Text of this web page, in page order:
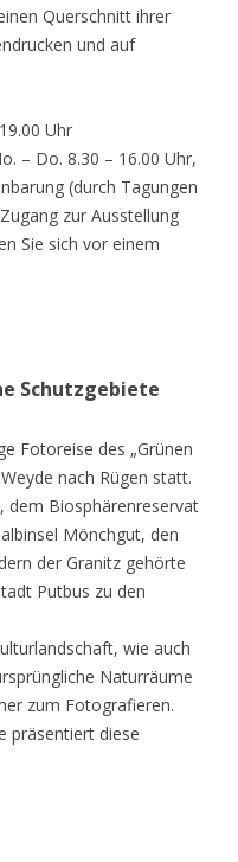
Querschnitt ihrer
und auf
Uhr
– Do. 8.30 – 16.00 Uhr,
(durch Tagungen
zur Ausstellung
Sie sich vor einem
Schutzgebiete
Fotoreise des „Grünen
nach Rügen statt.
dem Biosphärenreservat
Mönchgut, den
der Granitz gehörte
Putbus zu den
wie auch
Naturräume
zum Fotografieren.
präsentiert diese